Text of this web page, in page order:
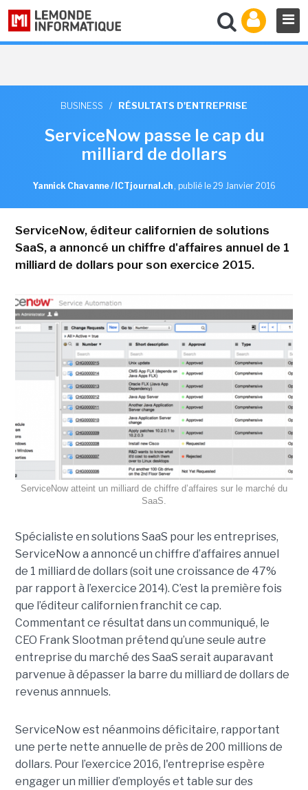
BUSINESS / RÉSULTATS D'ENTREPRISE
ServiceNow passe le cap du
milliard de dollars
Yannick Chavanne / ICTjournal.ch , publié le 29 Janvier 2016
ServiceNow, éditeur californien de solutions
SaaS, a annoncé un chiffre d'affaires annuel de 1
milliard de dollars pour son exercice 2015.
ServiceNow atteint un milliard de chiffre d’affaires sur le marché du
SaaS.
Spécialiste en solutions SaaS pour les entreprises,
ServiceNow a annoncé un chiffre d’affaires annuel
de 1 milliard de dollars (soit une croissance de 47%
par rapport à l’exercice 2014). C’est la première fois
que l’éditeur californien franchit ce cap.
Commentant ce résultat dans un communiqué, le
CEO Frank Slootman prétend qu’une seule autre
entreprise du marché des SaaS serait auparavant
parvenue à dépasser la barre du milliard de dollars de
revenus annnuels.
ServiceNow est néanmoins déficitaire, rapportant
une perte nette annuelle de près de 200 millions de
dollars. Pour l’exercice 2016, l'entreprise espère
engager un millier d’employés et table sur des